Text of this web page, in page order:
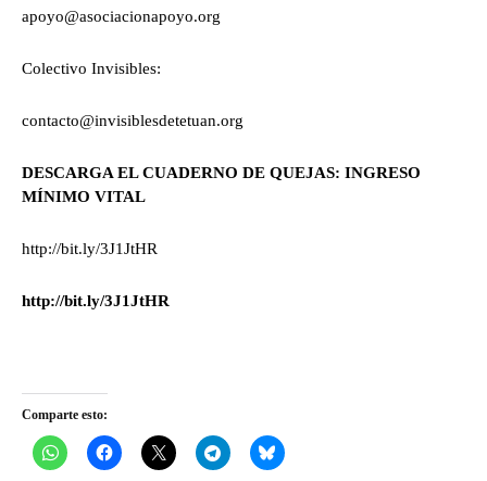
apoyo@asociacionapoyo.org
Colectivo Invisibles:
contacto@invisiblesdetetuan.org
DESCARGA EL CUADERNO DE QUEJAS: INGRESO
MÍNIMO VITAL
http://bit.ly/3J1JtHR
http://bit.ly/3J1JtHR
Comparte esto: